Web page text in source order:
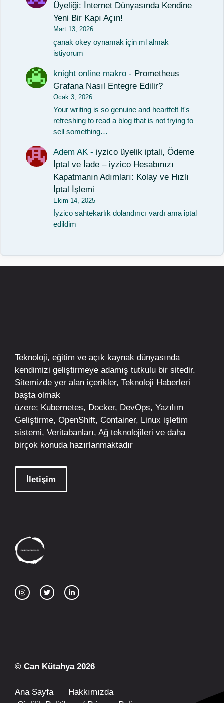
Üyeliği: İnternet Dünyasında Kendine
Yeni Bir Kapı Açın!
Mart 13, 2026
çanak okey oynamak için ml almak
istiyorum
knight online makro - Prometheus
Grafana Nasıl Entegre Edilir?
Ocak 3, 2026
Your writing is so genuine and heartfelt It's
refreshing to read a blog that is not trying to
sell something…
Adem AK - iyzico üyelik iptali, Ödeme
İptal ve İade – iyzico Hesabınızı
Kapatmanın Adımları: Kolay ve Hızlı
İptal İşlemi
Ekim 14, 2025
İyzico sahtekarlık dolandırıcı vardı ama iptal
edildim
Teknoloji, eğitim ve açık kaynak dünyasında
kendimizi geliştirmeye adamış tutkulu bir sitedir.
Sitemizde yer alan içerikler, Teknoloji Haberleri
başta olmak
üzere; Kubernetes, Docker, DevOps, Yazılım
Geliştirme, OpenShift, Container, Linux işletim
sistemi, Veritabanları, Ağ teknolojileri ve daha
birçok konuda hazırlanmaktadır
İletişim
© Can Kütahya 2026
Ana Sayfa
Hakkımızda